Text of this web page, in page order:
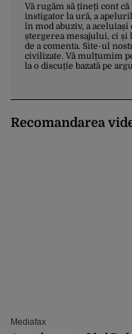
Vă rugăm să țineți cont
instigator la ură, a
în mod abuziv, a
ștergerea mesajului, ci și
de a comenta. Site-ul
civilizate. Vă mulțumim
la o discuție bazată pe
Recomandarea
Mediafax